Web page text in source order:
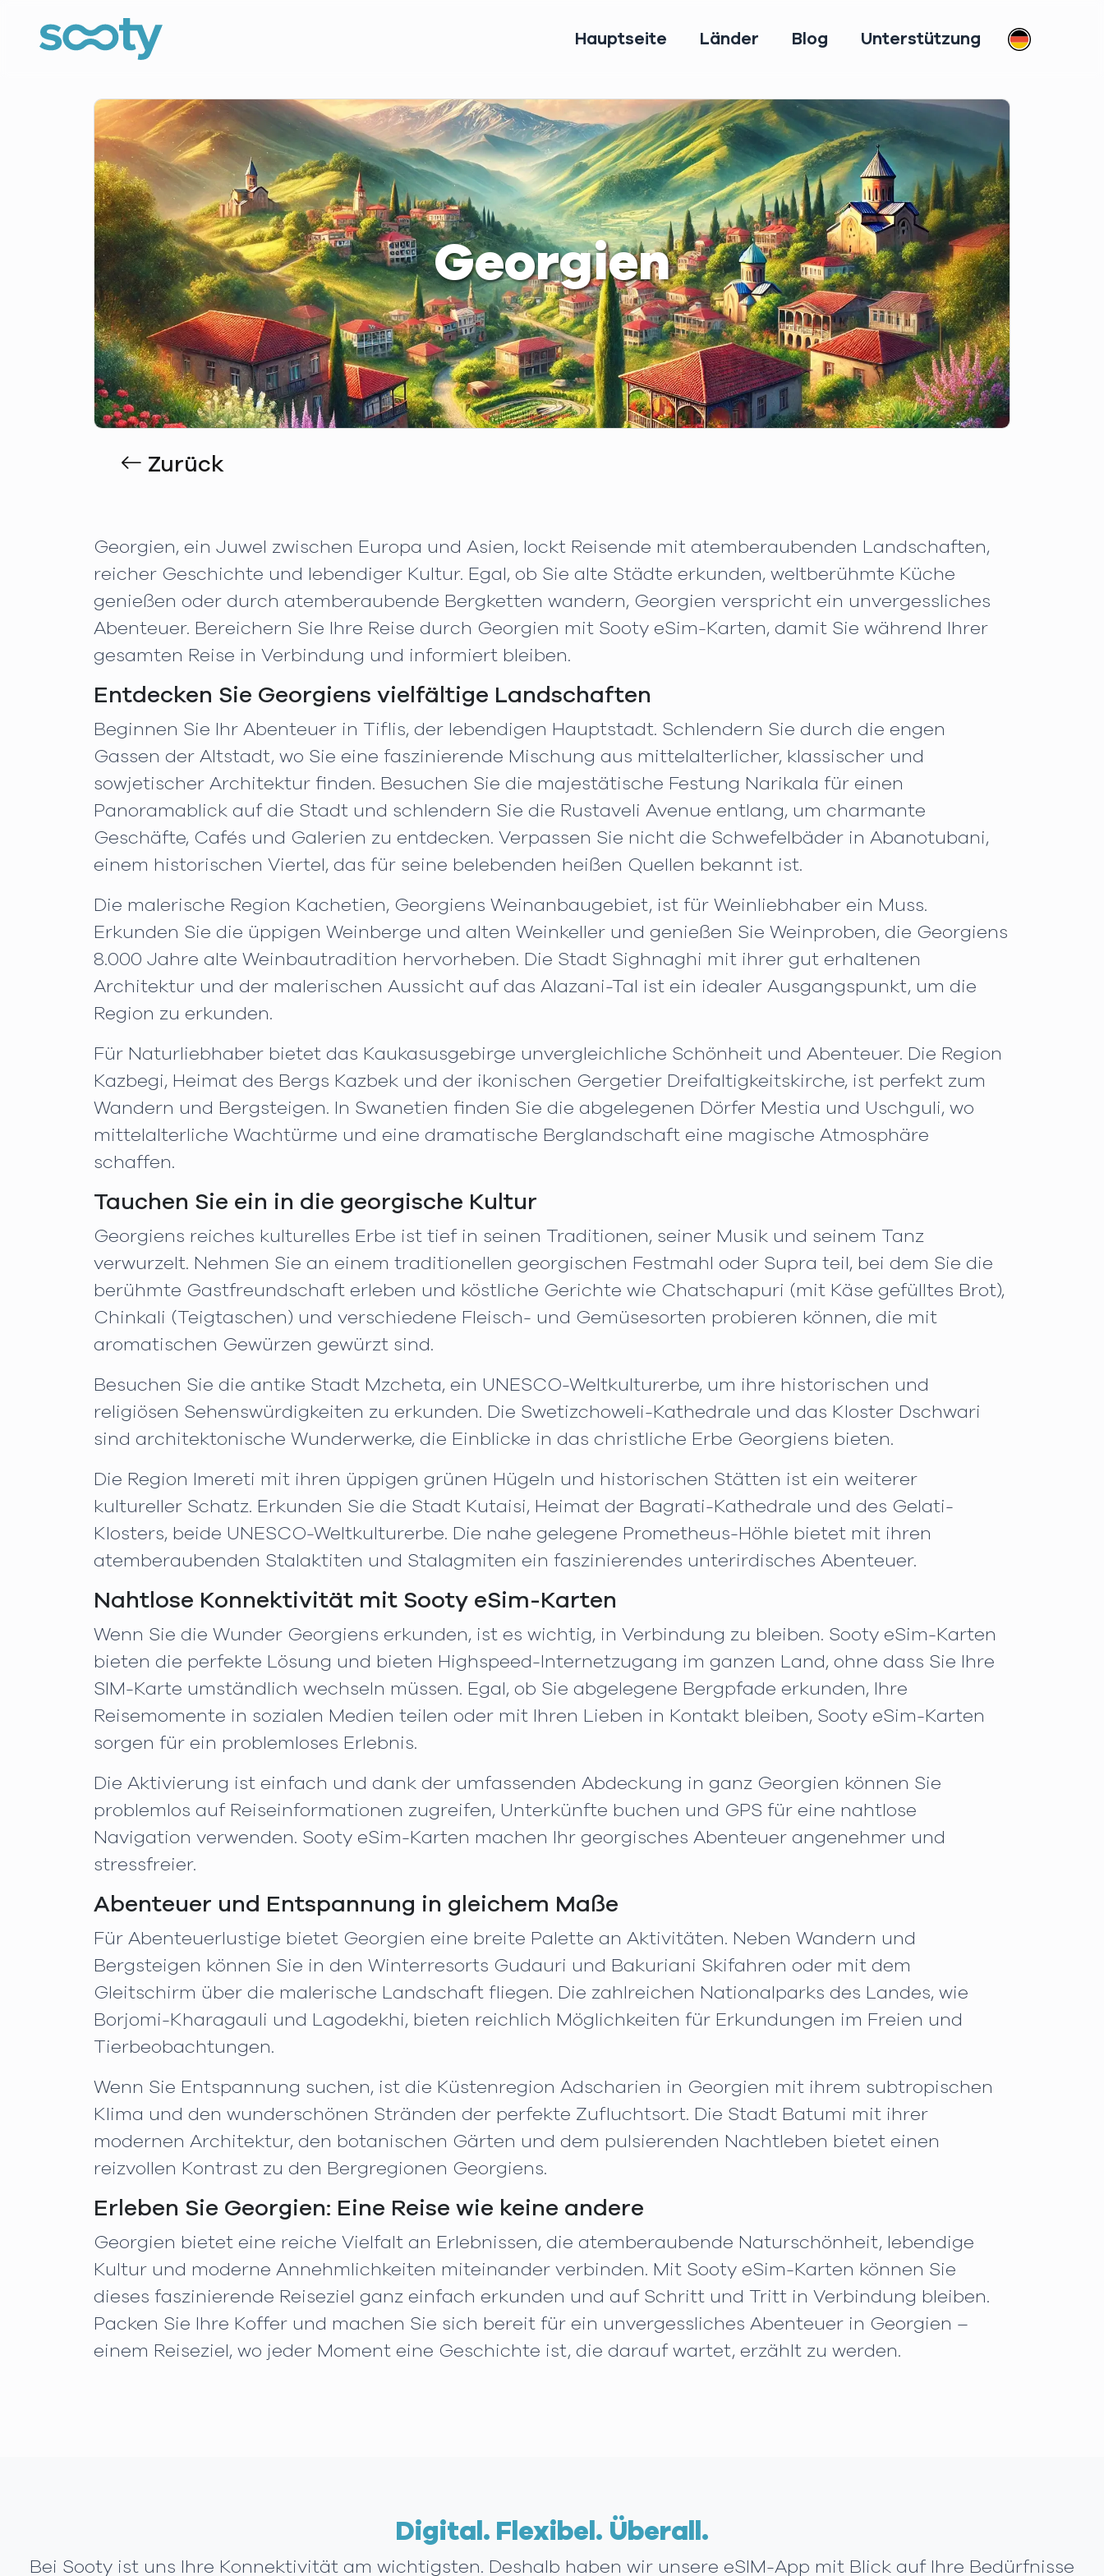
Hauptseite Länder Blog Unterstützung
Georgien
Zurück
Georgien, ein Juwel zwischen Europa und Asien, lockt Reisende mit atemberaubenden Landschaften,
reicher Geschichte und lebendiger Kultur. Egal, ob Sie alte Städte erkunden, weltberühmte Küche
genießen oder durch atemberaubende Bergketten wandern, Georgien verspricht ein unvergessliches
Abenteuer. Bereichern Sie Ihre Reise durch Georgien mit Sooty eSim-Karten, damit Sie während Ihrer
gesamten Reise in Verbindung und informiert bleiben.
Entdecken Sie Georgiens vielfältige Landschaften
Beginnen Sie Ihr Abenteuer in Tiflis, der lebendigen Hauptstadt. Schlendern Sie durch die engen
Gassen der Altstadt, wo Sie eine faszinierende Mischung aus mittelalterlicher, klassischer und
sowjetischer Architektur finden. Besuchen Sie die majestätische Festung Narikala für einen
Panoramablick auf die Stadt und schlendern Sie die Rustaveli Avenue entlang, um charmante
Geschäfte, Cafés und Galerien zu entdecken. Verpassen Sie nicht die Schwefelbäder in Abanotubani,
einem historischen Viertel, das für seine belebenden heißen Quellen bekannt ist.
Die malerische Region Kachetien, Georgiens Weinanbaugebiet, ist für Weinliebhaber ein Muss.
Erkunden Sie die üppigen Weinberge und alten Weinkeller und genießen Sie Weinproben, die Georgiens
8.000 Jahre alte Weinbautradition hervorheben. Die Stadt Sighnaghi mit ihrer gut erhaltenen
Architektur und der malerischen Aussicht auf das Alazani-Tal ist ein idealer Ausgangspunkt, um die
Region zu erkunden.
Für Naturliebhaber bietet das Kaukasusgebirge unvergleichliche Schönheit und Abenteuer. Die Region
Kazbegi, Heimat des Bergs Kazbek und der ikonischen Gergetier Dreifaltigkeitskirche, ist perfekt zum
Wandern und Bergsteigen. In Swanetien finden Sie die abgelegenen Dörfer Mestia und Uschguli, wo
mittelalterliche Wachtürme und eine dramatische Berglandschaft eine magische Atmosphäre
schaffen.
Tauchen Sie ein in die georgische Kultur
Georgiens reiches kulturelles Erbe ist tief in seinen Traditionen, seiner Musik und seinem Tanz
verwurzelt. Nehmen Sie an einem traditionellen georgischen Festmahl oder Supra teil, bei dem Sie die
berühmte Gastfreundschaft erleben und köstliche Gerichte wie Chatschapuri (mit Käse gefülltes Brot),
Chinkali (Teigtaschen) und verschiedene Fleisch- und Gemüsesorten probieren können, die mit
aromatischen Gewürzen gewürzt sind.
Besuchen Sie die antike Stadt Mzcheta, ein UNESCO-Weltkulturerbe, um ihre historischen und
religiösen Sehenswürdigkeiten zu erkunden. Die Swetizchoweli-Kathedrale und das Kloster Dschwari
sind architektonische Wunderwerke, die Einblicke in das christliche Erbe Georgiens bieten.
Die Region Imereti mit ihren üppigen grünen Hügeln und historischen Stätten ist ein weiterer
kultureller Schatz. Erkunden Sie die Stadt Kutaisi, Heimat der Bagrati-Kathedrale und des Gelati-
Klosters, beide UNESCO-Weltkulturerbe. Die nahe gelegene Prometheus-Höhle bietet mit ihren
atemberaubenden Stalaktiten und Stalagmiten ein faszinierendes unterirdisches Abenteuer.
Nahtlose Konnektivität mit Sooty eSim-Karten
Wenn Sie die Wunder Georgiens erkunden, ist es wichtig, in Verbindung zu bleiben. Sooty eSim-Karten
bieten die perfekte Lösung und bieten Highspeed-Internetzugang im ganzen Land, ohne dass Sie Ihre
SIM-Karte umständlich wechseln müssen. Egal, ob Sie abgelegene Bergpfade erkunden, Ihre
Reisemomente in sozialen Medien teilen oder mit Ihren Lieben in Kontakt bleiben, Sooty eSim-Karten
sorgen für ein problemloses Erlebnis.
Die Aktivierung ist einfach und dank der umfassenden Abdeckung in ganz Georgien können Sie
problemlos auf Reiseinformationen zugreifen, Unterkünfte buchen und GPS für eine nahtlose
Navigation verwenden. Sooty eSim-Karten machen Ihr georgisches Abenteuer angenehmer und
stressfreier.
Abenteuer und Entspannung in gleichem Maße
Für Abenteuerlustige bietet Georgien eine breite Palette an Aktivitäten. Neben Wandern und
Bergsteigen können Sie in den Winterresorts Gudauri und Bakuriani Skifahren oder mit dem
Gleitschirm über die malerische Landschaft fliegen. Die zahlreichen Nationalparks des Landes, wie
Borjomi-Kharagauli und Lagodekhi, bieten reichlich Möglichkeiten für Erkundungen im Freien und
Tierbeobachtungen.
Wenn Sie Entspannung suchen, ist die Küstenregion Adscharien in Georgien mit ihrem subtropischen
Klima und den wunderschönen Stränden der perfekte Zufluchtsort. Die Stadt Batumi mit ihrer
modernen Architektur, den botanischen Gärten und dem pulsierenden Nachtleben bietet einen
reizvollen Kontrast zu den Bergregionen Georgiens.
Erleben Sie Georgien: Eine Reise wie keine andere
Georgien bietet eine reiche Vielfalt an Erlebnissen, die atemberaubende Naturschönheit, lebendige
Kultur und moderne Annehmlichkeiten miteinander verbinden. Mit Sooty eSim-Karten können Sie
dieses faszinierende Reiseziel ganz einfach erkunden und auf Schritt und Tritt in Verbindung bleiben.
Packen Sie Ihre Koffer und machen Sie sich bereit für ein unvergessliches Abenteuer in Georgien –
einem Reiseziel, wo jeder Moment eine Geschichte ist, die darauf wartet, erzählt zu werden.
Digital. Flexibel. Überall.
Bei Sooty ist uns Ihre Konnektivität am wichtigsten. Deshalb haben wir unsere eSIM-App mit Blick auf Ihre Bedürfnisse